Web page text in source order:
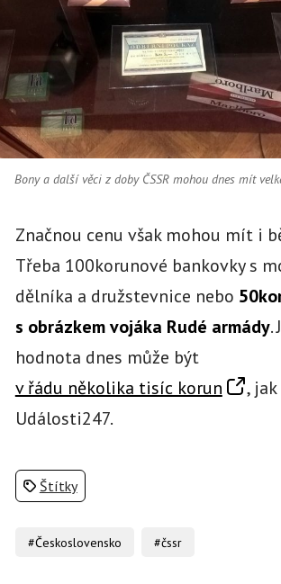
Bony a další věci z doby ČSSR mohou dnes mít
Značnou cenu však mohou mít i
Třeba 100korunové bankovky s
dělníka a družstevnice nebo
s obrázkem vojáka Rudé armády.
hodnota dnes může být
v řádu několika tisíc korun
,
Události247.
Štítky
#Československo #čssr